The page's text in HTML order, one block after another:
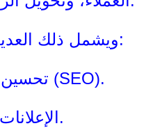
ويشمل ذلك العديد من القنوات، مثل:
تحسين محركات البحث (SEO).
الإعلانات المدفوعة.